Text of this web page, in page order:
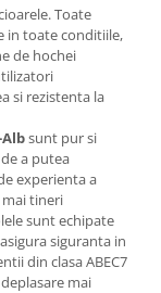
Toate
in toate conditiile,
de hochei
si rezistenta la
sunt pur si
a putea
experienta a
mai tineri
sunt echipate
siguranta in
din clasa ABEC7
mai